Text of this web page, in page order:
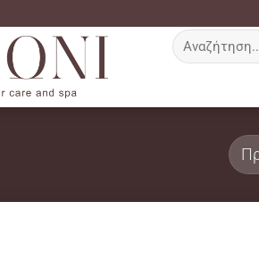
Αναζήτηση
για: